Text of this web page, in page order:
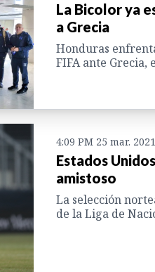
La Bicolor ya
a Grecia
Honduras
FIFA ante
4:09 PM 25 mar. 2021
Estados
amistoso
La selección
de la Liga de